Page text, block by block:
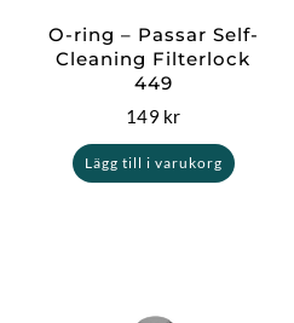
O-ring – Passar Self-
Cleaning Filterlock
449
149 kr
Lägg till i varukorg